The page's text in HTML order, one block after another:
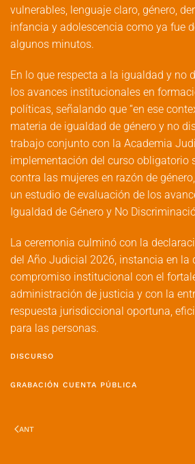
vulnerables, lenguaje claro, género,
infancia y adolescencia como ya fue
algunos minutos.
En lo que respecta a la igualdad y no
los avances institucionales en
políticas, señalando que “en ese
materia de igualdad de género y no
trabajo conjunto con la Academia
implementación del curso obligatorio
contra las mujeres en razón de
un estudio de evaluación de los
Igualdad de Género y No
La ceremonia culminó con la
del Año Judicial 2026, instancia en la
compromiso institucional con el
administración de justicia y con la
respuesta jurisdiccional oportuna,
para las personas.
DISCURSO
GRABACIÓN CUENTA PÚBLICA
ANT